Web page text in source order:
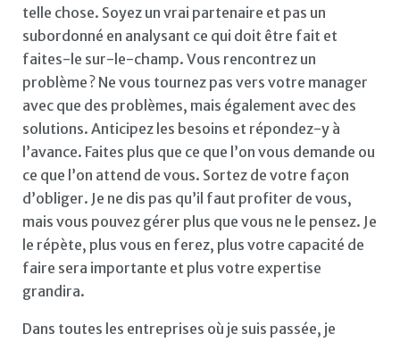
telle chose. Soyez un vrai partenaire et pas un
subordonné en analysant ce qui doit être fait et
faites-le sur-le-champ. Vous rencontrez un
problème ? Ne vous tournez pas vers votre manager
avec que des problèmes, mais également avec des
solutions. Anticipez les besoins et répondez-y à
l’avance. Faites plus que ce que l’on vous demande ou
ce que l’on attend de vous. Sortez de votre façon
d’obliger. Je ne dis pas qu’il faut profiter de vous,
mais vous pouvez gérer plus que vous ne le pensez. Je
le répète, plus vous en ferez, plus votre capacité de
faire sera importante et plus votre expertise
grandira.
Dans toutes les entreprises où je suis passée, je